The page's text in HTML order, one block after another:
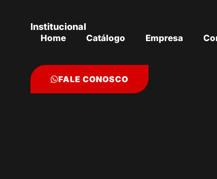
Institucional
Home Catálogo Empresa
FALE CONOSCO